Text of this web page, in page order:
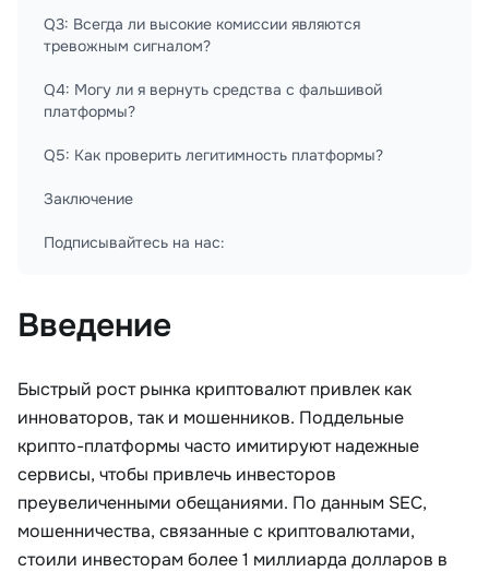
Q3: Всегда ли высокие комиссии являются
тревожным сигналом?
Q4: Могу ли я вернуть средства с фальшивой
платформы?
Q5: Как проверить легитимность платформы?
Заключение
Подписывайтесь на нас:
Введение
Быстрый рост рынка криптовалют привлек как
инноваторов, так и мошенников. Поддельные
крипто-платформы часто имитируют надежные
сервисы, чтобы привлечь инвесторов
преувеличенными обещаниями. По данным SEC,
мошенничества, связанные с криптовалютами,
стоили инвесторам более 1 миллиарда долларов в